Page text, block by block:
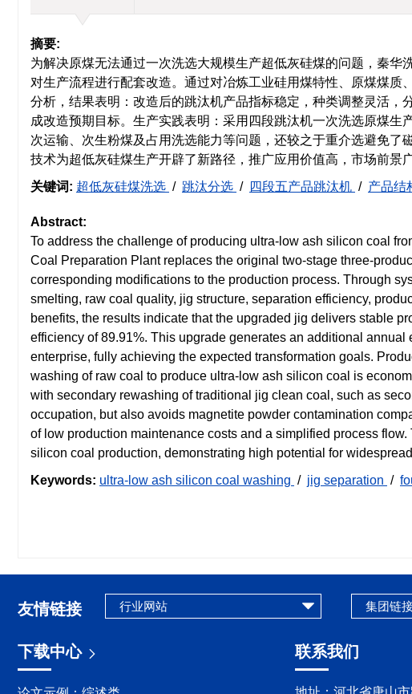
摘要:
为解决原煤无法通过一次洗选大规模生产超低灰硅煤的问题，秦
对生产流程进行配套改造。通过对冶炼工业硅用煤特性、原煤煤
分析，结果表明：改造后的跳汰机产品指标稳定，种类调整灵活
成改造预期目标。生产实践表明：采用四段跳汰机一次洗选原煤
次运输、次生粉煤及占用洗选能力等问题，还较之于重介选避免
技术为超低灰硅煤生产开辟了新路径，推广应用价值高，市场前景广
关键词: 超低灰硅煤洗选 / 跳汰分选 / 四段五产品跳汰机 / 产品结
Abstract:
To address the challenge of producing ultra-low ash silicon coal
Coal Preparation Plant replaces the original two-stage three-
corresponding modifications to the production process. Through
smelting, raw coal quality, jig structure, separation efficiency,
benefits, the results indicate that the upgraded jig delivers stable
efficiency of 89.91%. This upgrade generates an additional
enterprise, fully achieving the expected transformation goals.
washing of raw coal to produce ultra-low ash silicon coal is
with secondary rewashing of traditional jig clean coal, such as
occupation, but also avoids magnetite powder contamination
of low production maintenance costs and a simplified process
silicon coal production, demonstrating high potential for
Keywords: ultra-low ash silicon coal washing / jig separation /
友情链接
下载中心 联系我们